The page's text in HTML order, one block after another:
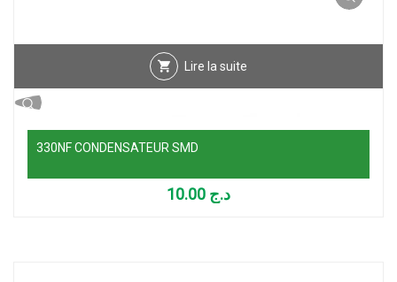
Lire la suite
330NF CONDENSATEUR SMD
د.ج